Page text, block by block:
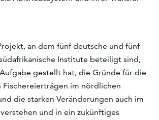
an dem fünf deutsche und fünf
Institute beteiligt sind,
gestellt hat, die Gründe für die
Fischereierträgen im nördlichen
die starken Veränderungen auch im
und in ein zukünftiges